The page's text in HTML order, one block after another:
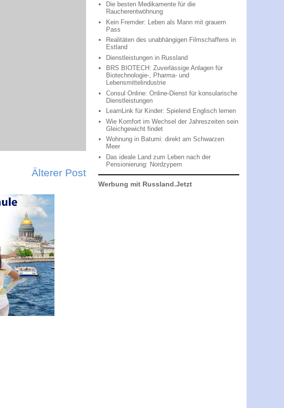
Älterer Post
Die besten Medikamente für die
Raucherentwöhnung
Kein Fremder: Leben als Mann mit grauem
Pass
Realitäten des unabhängigen Filmschaffens in
Estland
Dienstleistungen in Russland
BRS BIOTECH: Zuverlässige Anlagen für
Biotechnologie-, Pharma- und
Lebensmittelindustrie
Consul Online: Online-Dienst für konsularische
Dienstleistungen
LearnLink für Kinder: Spielend Englisch lernen
Wie Komfort im Wechsel der Jahreszeiten sein
Gleichgewicht findet
Wohnung in Batumi: direkt am Schwarzen
Meer
Das ideale Land zum Leben nach der
Pensionierung: Nordzypern
Werbung mit Russland.Jetzt